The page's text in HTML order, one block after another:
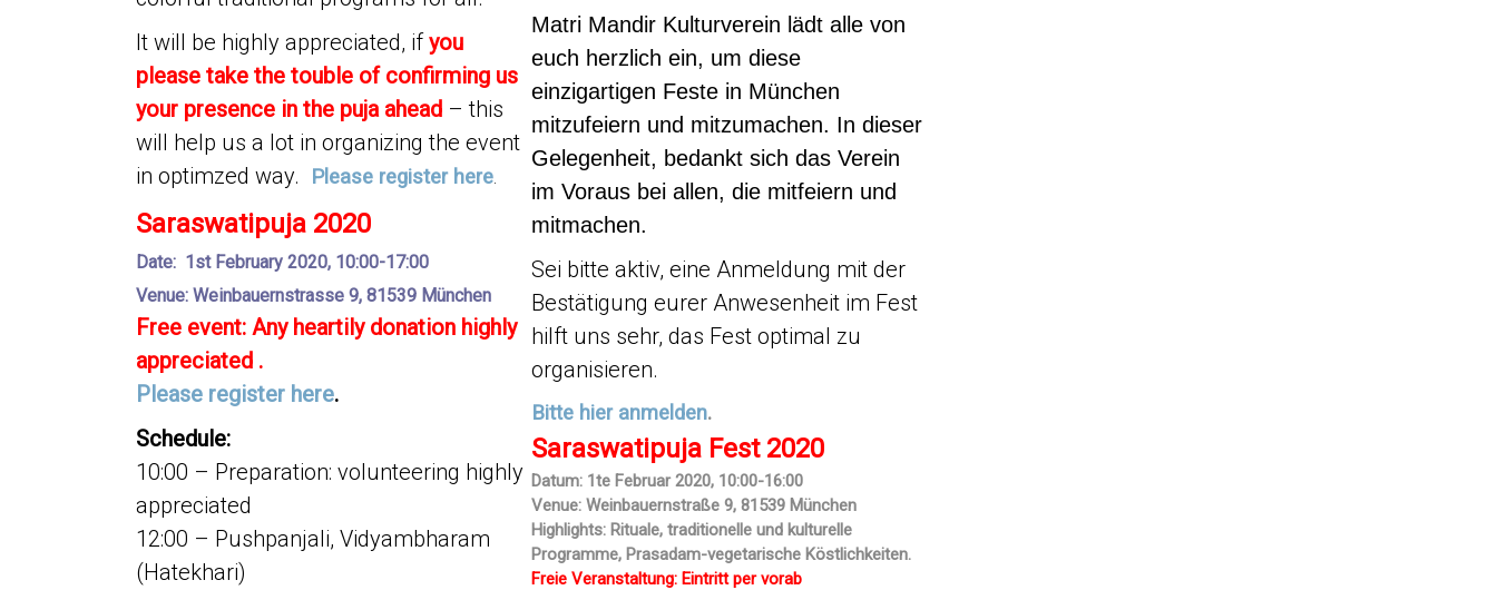
It will be highly appreciated, ifyou
please take the touble of confirming us
your presence in the puja ahead – this
will help us a lot in organizing the event
in optimzed way.
Please register here.
Saraswatipuja 2020
Date: 1st February 2020, 10:00-17:00
Venue: Weinbauernstrasse 9, 81539 München
Free event: Any heartily donation highly
appreciated .
Please register here.
Schedule:
10:00 – Preparation: volunteering highly
appreciated
12:00 – Pushpanjali, Vidyambharam
(Hatekhari)
Matri Mandir Kulturverein lädt alle von
euch herzlich ein, um diese
einzigartigen Feste in München
mitzufeiern und mitzumachen. In dieser
Gelegenheit, bedankt sich das Verein
im Voraus bei allen, die mitfeiern und
mitmachen.
Sei bitte aktiv, eine Anmeldung mit der
Bestätigung eurer Anwesenheit im Fest
hilft uns sehr, das Fest optimal zu
organisieren.
Bitte hier anmelden.
Saraswatipuja Fest 2020
Datum: 1te Februar 2020, 10:00-16:00
Venue: Weinbauernstraße 9, 81539 München
Highlights: Rituale, traditionelle und kulturelle
Programme, Prasadam-vegetarische Köstlichkeiten.
Freie Veranstaltung: Eintrittper vorab